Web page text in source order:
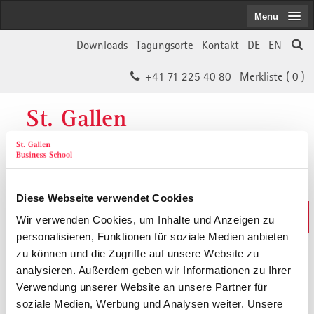
Diese Webseite verwendet Cookies
Wir verwenden Cookies, um Inhalte und Anzeigen zu
personalisieren, Funktionen für soziale Medien anbieten
zu können und die Zugriffe auf unsere Website zu
analysieren. Außerdem geben wir Informationen zu Ihrer
Verwendung unserer Website an unsere Partner für
soziale Medien, Werbung und Analysen weiter. Unsere
EN
DE
Kontakt
Tagungsorte
Downloads
Merkliste ( 0 )
+41 71 225 40 80
St. Gallen
Business School
Weiterbildungs-Suche
In 30 Sekunden das Passende finden
Menu
Der von Ihnen gesuchte Inhalt ist